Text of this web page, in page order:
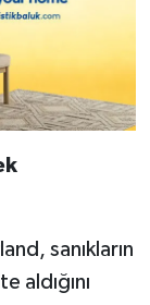
sanıkların
aldığını